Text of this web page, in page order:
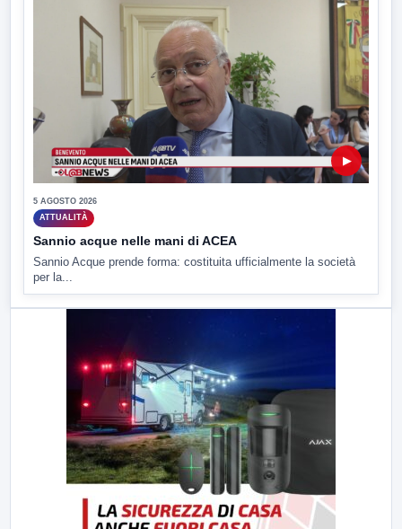
▶
5 AGOSTO 2026
ATTUALITÀ
Sannio acque nelle mani di ACEA
Sannio Acque prende forma: costituita ufficialmente la società
per la...